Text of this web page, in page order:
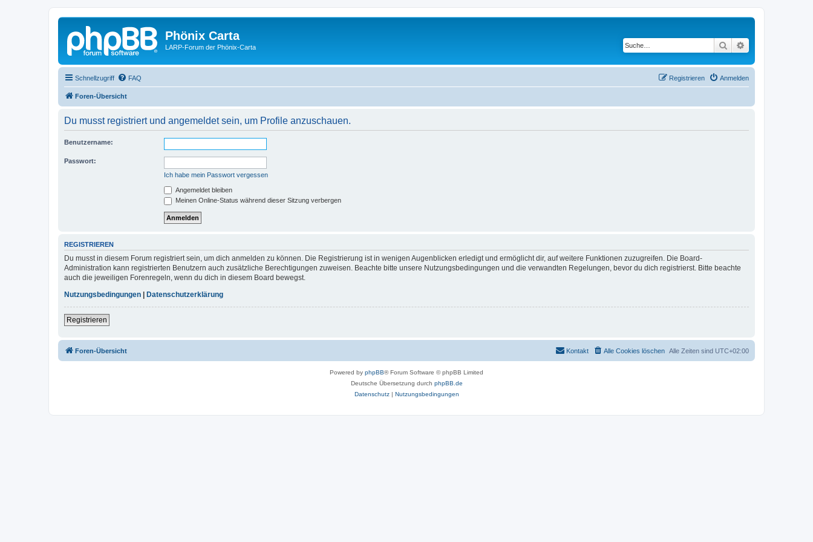
Phönix Carta
LARP-Forum der Phönix-Carta Suche
Schnellzugriff FAQ Anmelden
Registrieren
Foren-Übersicht
Du musst registriert und angemeldet sein, um Profile anzuschauen.
Benutzername:
Passwort:
Ich habe mein Passwort vergessen
Angemeldet bleiben
Meinen Online-Status während dieser Sitzung verbergen
REGISTRIEREN
Du musst in diesem Forum registriert sein, um dich anmelden zu können. Die Registrierung ist in wenigen Augenblicken erledigt und ermöglicht dir, auf weitere Funktionen zuzugreifen. Die Board-
Administration kann registrierten Benutzern auch zusätzliche Berechtigungen zuweisen. Beachte bitte unsere Nutzungsbedingungen und die verwandten Regelungen, bevor du dich registrierst. Bitte beachte
auch die jeweiligen Forenregeln, wenn du dich in diesem Board bewegst.
Nutzungsbedingungen
Datenschutzerklärung
Registrieren
Foren-Übersicht Alle Zeiten sind UTC+02:00
Alle Cookies löschen
Kontakt
Powered by phpBB® Forum Software © phpBB Limited
Deutsche Übersetzung durch phpBB.de
Datenschutz| Nutzungsbedingungen